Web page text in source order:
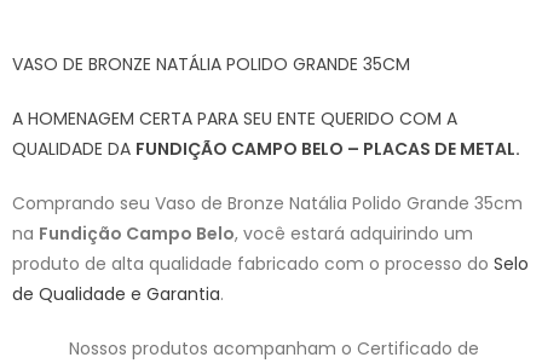
VASO DE BRONZE NATÁLIA POLIDO GRANDE 35CM
A HOMENAGEM CERTA PARA SEU ENTE QUERIDO COM A
QUALIDADE DA FUNDIÇÃO CAMPO BELO – PLACAS DE METAL.
Comprando seu Vaso de Bronze Natália Polido Grande 35cm
na Fundição Campo Belo, você estará adquirindo um
produto de alta qualidade fabricado com o processo do Selo
de Qualidade e Garantia.
Nossos produtos acompanham o Certificado de